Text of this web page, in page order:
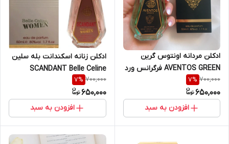
ادکلن مردانه اونتوس گرین
AVENTOS GREEN فرگرانس ورد
رایحه کرید اونتوس گرین ایریش
حجم ۵۰ میل
700,000
7%
650,000
افزودن به سبد
ادکلن زنانه اسکندانت بله سلین
SCANDANT Belle Celine
فرگرانس ورد رایحه اسکندال
حجم ۵۰ میل
700,000
7%
650,000
افزودن به سبد